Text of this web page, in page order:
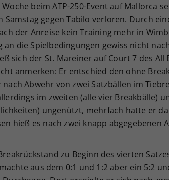
beim ATP-250-Event auf Mallorca
Samstag gegen Tabilo verloren. Durch
der Anreise kein Training mehr in
an die Spielbedingungen gewiss nicht
sich der St. Mareiner auf Court 7 des All
anmerken: Er entschied den ohne
Abwehr von zwei Satzbällen im
im zweiten (alle vier Breakbälle)
ungenützt, mehrfach hatte er
hieß es nach zwei knapp abgegebenen
zu Beginn des vierten
aus dem 0:1 und 1:2 aber ein 5:2